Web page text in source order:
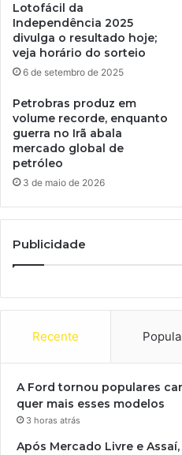
Lotofácil da
Independência 2025
divulga o resultado hoje;
veja horário do sorteio
6 de setembro de 2025
Petrobras produz em
volume recorde, enquanto
guerra no Irã abala
mercado global de
petróleo
3 de maio de 2026
Publicidade
Recente
A Ford tornou populares
quer mais esses modelos
3 horas atrás
Após Mercado Livre e